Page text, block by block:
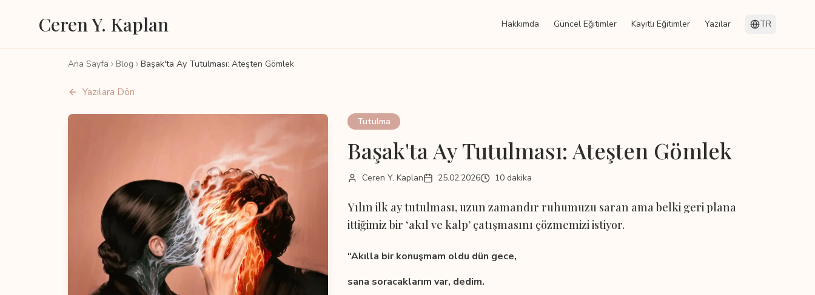
Ceren Y. Kaplan Hakkımda Güncel Eğitimler Kayıtlı Eğitimler Yazılar TR
Ana Sayfa Blog Başak'ta Ay Tutulması: Ateşten Gömlek
Yazılara Dön
Tutulma
Başak'ta Ay Tutulması: Ateşten Gömlek
Ceren Y. Kaplan 25.02.2026 10 dakika
Yılın ilk ay tutulması, uzun zamandır ruhumuzu saran ama belki geri plana
ittiğimiz bir ‘akıl ve kalp’ çatışmasını çözmemizi istiyor.
“Akılla bir konuşmam oldu dün gece,
sana soracaklarım var, dedim.